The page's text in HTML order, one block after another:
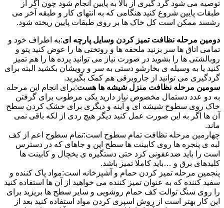
توصیه می شود گرد گیری از بالا به پایین انجام شود چون اگر از
طبقات پایین شروع کنید هنگامی که به انتهای کار و طبقه آخر می
رشسد ممکن است کل خاک ها بر روی طبقات پایین ریخته شود.
دومین مرحله نظافت تمیز کردن وسایل پارچه ای:به اطراف خود و
تمامی اتاق ها سر بزنید ملحفه ها و روتختی ها را عوض کنید پتو و
روبالشتی ها را بشوید در صورت نیاز می توانید پرده ها را هم تمیز
کنید یا به وسیله ی بخارشو دستی به سر و رویشان بکشید البته برای
گردگیری می توانید از جاروبرقی هم کمک بگیرید.
سومین مرحله نظافت منزل شیشه ها هست:برای انجام این مرحله
به دو عدد دستمال مخصوص نیاز دارید یکی مرطوب برای گرفتن
خاک روی سطوح شیشه ای و آینه و دیگری برای خشک کردن سطح
آن ها اگر به این صورت عمل کنید دیگر هیچ ردی از لکه باقی نمی
ماند.
چهارمین مرحله نظافت تمام سطوح است:تمام سطوح اعم از کف
لبه ی پنجره ها روی کابینت ها سطح اپن و جاهای که در دسترس
است را باید ضدعفونی کرد حتی دستگیره ی یخچال و کابینت ها
کلیدهای برق و …باید کاملا تمیز باشد.
پنجمین مرحله تمیز کردن حمام و آشپزخانه است:مواد پاک کننده و
سفید کننده که به عنوان تمیز کننده می خواهید از آن ها استفاده کنید
را روی سنگ توالت کف حمام روشویی و سایر سطح ها بریزید برای
این کار بهتر است از روش اسپری کردن مواد استفاده کنید بعد از